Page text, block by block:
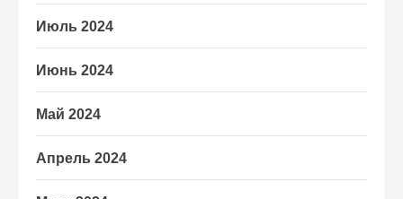
Июль 2024
Июнь 2024
Май 2024
Апрель 2024